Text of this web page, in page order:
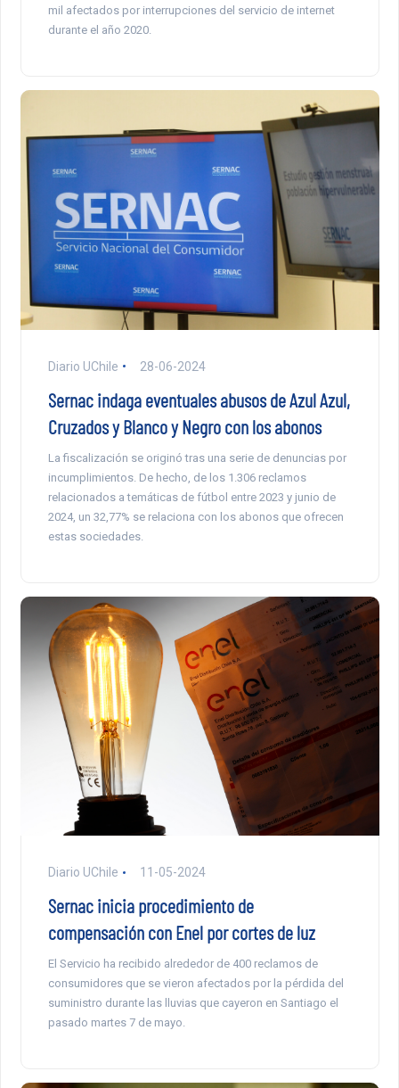
mil afectados por interrupciones del servicio de internet
durante el año 2020.
Diario UChile 28-06-2024
Sernac indaga eventuales abusos de Azul Azul,
Cruzados y Blanco y Negro con los abonos
La fiscalización se originó tras una serie de denuncias por
incumplimientos. De hecho, de los 1.306 reclamos
relacionados a temáticas de fútbol entre 2023 y junio de
2024, un 32,77% se relaciona con los abonos que ofrecen
estas sociedades.
Diario UChile 11-05-2024
Sernac inicia procedimiento de
compensación con Enel por cortes de luz
El Servicio ha recibido alrededor de 400 reclamos de
consumidores que se vieron afectados por la pérdida del
suministro durante las lluvias que cayeron en Santiago el
pasado martes 7 de mayo.